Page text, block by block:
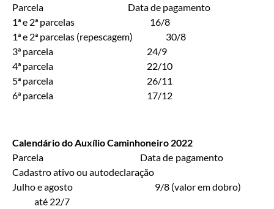
Parcela Data de pagamento
1ª e 2ª parcelas 16/8
1ª e 2ª parcelas (repescagem) 30/8
3ª parcela 24/9
4ª parcela 22/10
5ª parcela 26/11
6ª parcela 17/12
Calendário do Auxílio Caminhoneiro 2022
Parcela Data de pagamento
Cadastro ativo ou autodeclaração
Julho e agosto 9/8 (valor em dobro)
até 22/7